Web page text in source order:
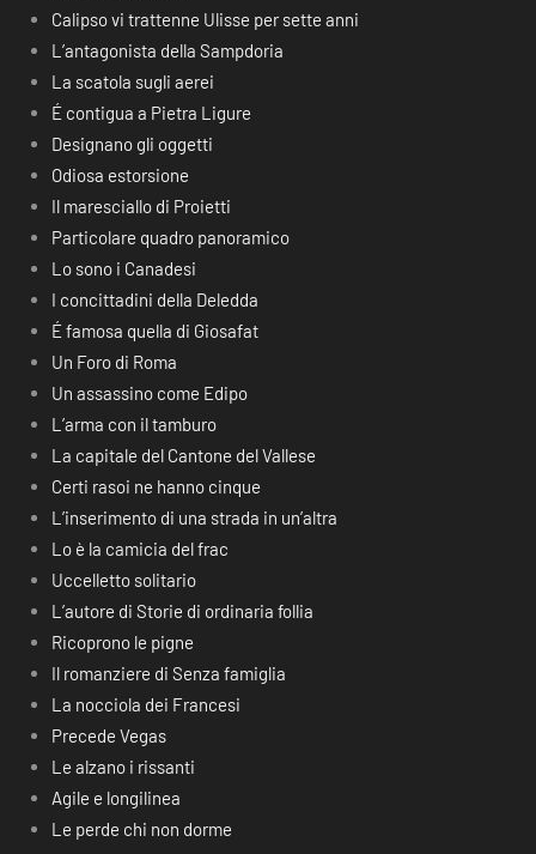
Calipso vi trattenne Ulisse per sette anni
L’antagonista della Sampdoria
La scatola sugli aerei
É contigua a Pietra Ligure
Designano gli oggetti
Odiosa estorsione
Il maresciallo di Proietti
Particolare quadro panoramico
Lo sono i Canadesi
I concittadini della Deledda
É famosa quella di Giosafat
Un Foro di Roma
Un assassino come Edipo
L’arma con il tamburo
La capitale del Cantone del Vallese
Certi rasoi ne hanno cinque
L’inserimento di una strada in un’altra
Lo è la camicia del frac
Uccelletto solitario
L’autore di Storie di ordinaria follia
Ricoprono le pigne
Il romanziere di Senza famiglia
La nocciola dei Francesi
Precede Vegas
Le alzano i rissanti
Agile e longilinea
Le perde chi non dorme